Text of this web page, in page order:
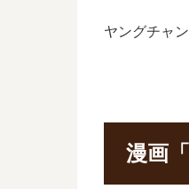
ヤングチャ
漫画